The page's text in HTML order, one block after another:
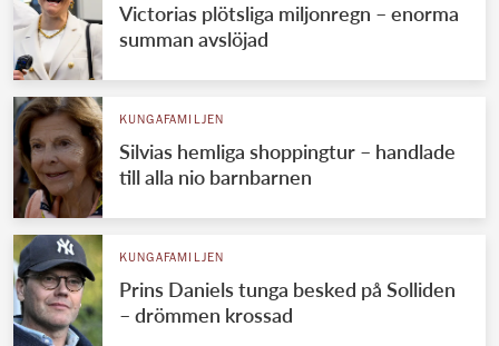
Victorias plötsliga miljonregn – enorma
summan avslöjad
KUNGAFAMILJEN
Silvias hemliga shoppingtur – handlade
till alla nio barnbarnen
KUNGAFAMILJEN
Prins Daniels tunga besked på Solliden
– drömmen krossad